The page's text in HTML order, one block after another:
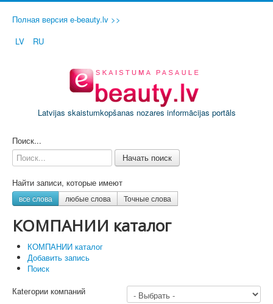
Полная версия e-beauty.lv >>
LV
RU
Latvijas skaistumkopšanas nozares informācijas portāls
Поиск...
Начать поиск
Найти записи, которые имеют
все слова любые слова Точные слова
КОМПАНИИ каталог
КОМПАНИИ каталог
Добавить запись
Поиск
Кatегории компаний